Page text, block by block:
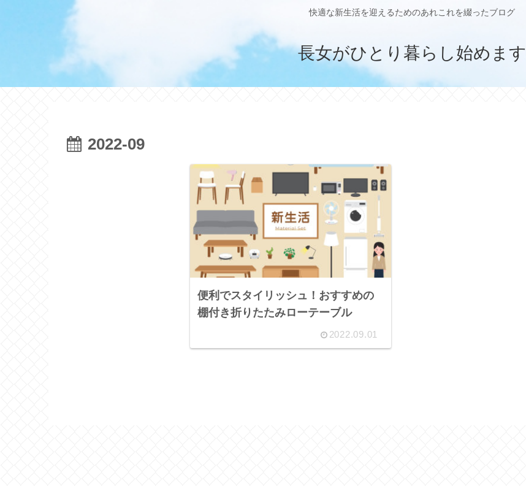
快適な新生活を迎えるためのあれこれを綴ったブログ
長女がひとり暮らし始めます
2022-09
便利でスタイリッシュ！おすすめの
棚付き折りたたみローテーブル
2022.09.01